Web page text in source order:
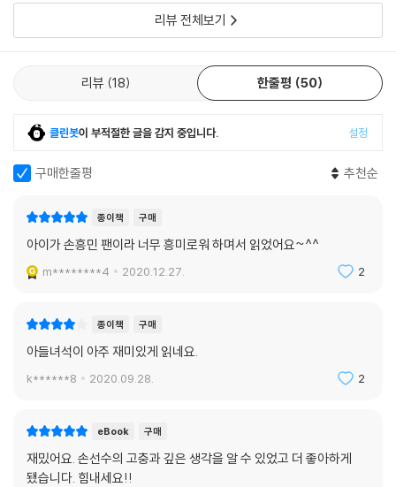
리뷰 전체보기
리뷰 18 한줄평 50
클린봇이 부적절한 글을 감지 중입니다. 설정
구매한줄평 추천순
종이책 구매
아이가 손흥민 팬이라 너무 흥미로워 하며서 읽었어요~^^
m********4 2020.12.27. 2
종이책 구매
아들녀석이 아주 재미있게 읽네요.
k******8 2020.09.28. 2
eBook 구매
재밌어요. 손선수의 고충과 깊은 생각을 알 수 있었고 더 좋아하게
됐습니다. 힘내세요!!